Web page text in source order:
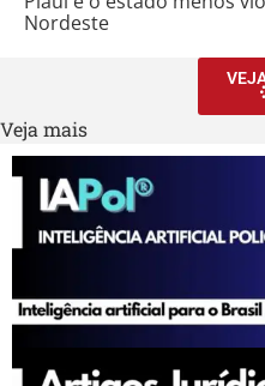
Nordeste
Veja mais